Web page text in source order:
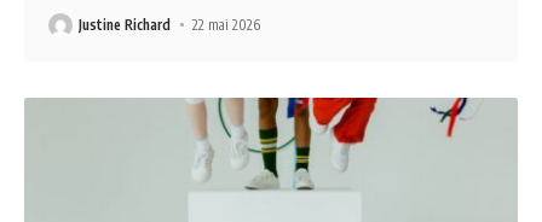
Justine Richard 22 mai 2026